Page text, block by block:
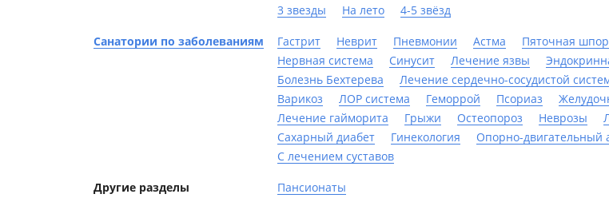
3 звезды
На лето 4-5 звёзд
Санатории по заболеваниям Гастрит Неврит Пневмонии Астма Пяточная
Нервная система
Синусит Лечение язвы
Болезнь Бехтерева
Лечение сердечно-сосудистой
Варикоз
ЛОР система Геморрой Псориаз
Лечение гайморита
Грыжи Остеопороз Неврозы
Сахарный диабет
Гинекология Опорно-двигательный
С лечением суставов
Другие разделы Пансионаты